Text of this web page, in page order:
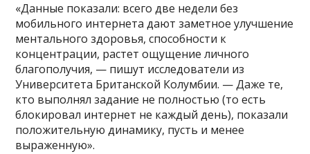
«Данные показали: всего две недели без
мобильного интернета дают заметное улучшение
ментального здоровья, способности к
концентрации, растет ощущение личного
благополучия, — пишут исследователи из
Университета Британской Колумбии. — Даже те,
кто выполнял задание не полностью (то есть
блокировал интернет не каждый день), показали
положительную динамику, пусть и менее
выраженную».